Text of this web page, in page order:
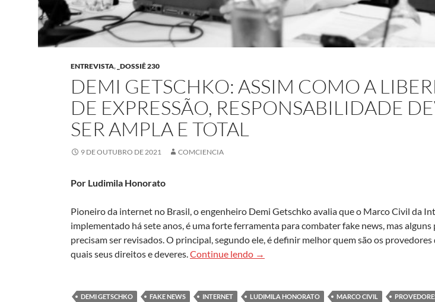
ENTREVISTA, _DOSSIÊ 230
DEMI GETSCHKO: ASSIM COMO A
DE EXPRESSÃO, RESPONSABILIDADE
SER AMPLA E TOTAL
9 DE OUTUBRO DE 2021 COMCIENCIA
Por Ludimila Honorato
Pioneiro da internet no Brasil, o engenheiro Demi Getschko avalia que o Marco Civil da
implementado há sete anos, é uma forte ferramenta para combater fake news, mas
precisam ser revisados. O principal, segundo ele, é definir melhor quem são os
quais seus direitos e deveres. Continue lendo Demi Getschko: Assim como a liberdade
→
DEMI GETSCHKO FAKE NEWS INTERNET LUDIMILA HONORATO MARCO CIVIL